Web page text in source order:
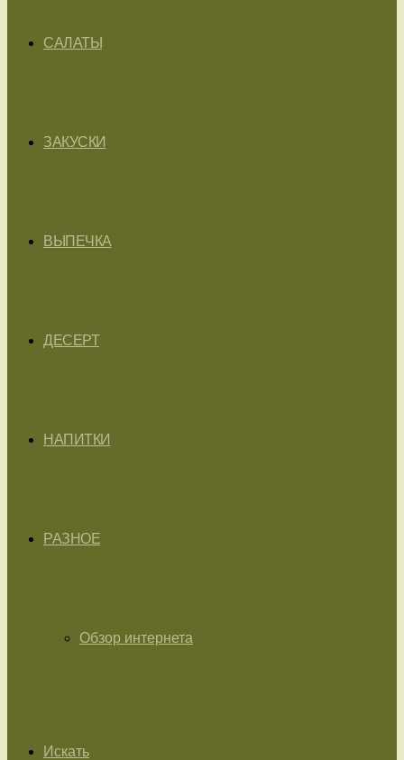
САЛАТЫ
ЗАКУСКИ
ВЫПЕЧКА
ДЕСЕРТ
НАПИТКИ
РАЗНОЕ
Обзор интернета
Искать